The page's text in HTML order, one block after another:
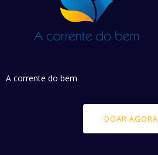
A corrente do bem
DOAR AGORA